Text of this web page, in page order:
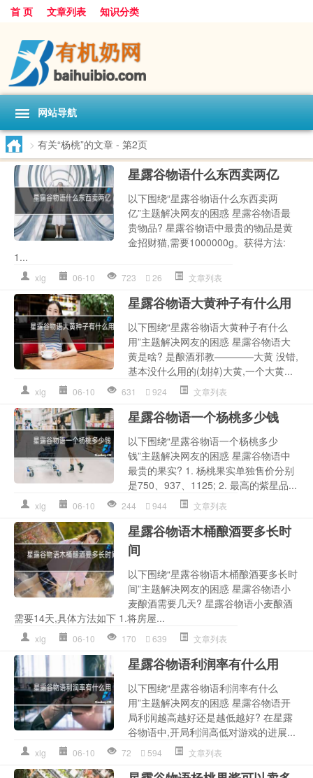
首 页 文章列表 知识分类
网站导航
> 有关“杨桃”的文章 - 第2页
星露谷物语什么东西卖两亿
以下围绕“星露谷物语什么东西卖两
亿”主题解决网友的困惑 星露谷物语最
贵物品? 星露谷物语中最贵的物品是黄
金招财猫,需要1000000g。获得方法:
1...
xlg 06-10 723 26 文章列表
星露谷物语大黄种子有什么用
以下围绕“星露谷物语大黄种子有什么
用”主题解决网友的困惑 星露谷物语大
黄是啥? 是酿酒邪教————大黄 没错,
基本没什么用的(划掉)大黄,一个大黄...
xlg 06-10 631 924 文章列表
星露谷物语一个杨桃多少钱
以下围绕“星露谷物语一个杨桃多少
钱”主题解决网友的困惑 星露谷物语中
最贵的果实? 1. 杨桃果实单独售价分别
是750、937、1125; 2. 最高的紫星品...
xlg 06-10 244 944 文章列表
星露谷物语木桶酿酒要多长时
间
以下围绕“星露谷物语木桶酿酒要多长时
间”主题解决网友的困惑 星露谷物语小
麦酿酒需要几天? 星露谷物语小麦酿酒
需要14天,具体方法如下 1.将房屋...
xlg 06-10 170 639 文章列表
星露谷物语利润率有什么用
以下围绕“星露谷物语利润率有什么
用”主题解决网友的困惑 星露谷物语开
局利润越高越好还是越低越好? 在星露
谷物语中,开局利润高低对游戏的进展...
xlg 06-10 72 594 文章列表